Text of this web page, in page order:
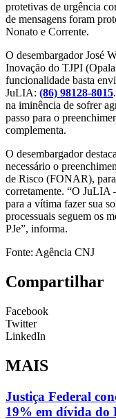
protetivas de urgência
de mensagens foram
Nonato e Corrente.
O desembargador José
Inovação do TJPI
funcionalidade basta
JuLIA: (86) 98128-8015
na iminência de sofrer
passo para o
complementa.
O desembargador
necessário o
de Risco (FONAR),
corretamente. “O JuLIA
para a vítima fazer sua
processuais seguem os
PJe”, informa.
Fonte: Agência CNJ
Compartilhar
Facebook
Twitter
LinkedIn
MAIS
Justiça Federal
19% em dívida do